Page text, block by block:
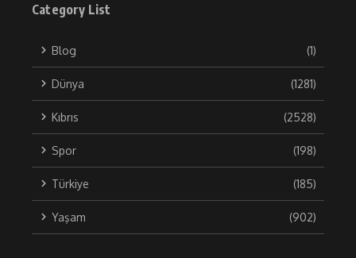
Category List
Blog (1)
Dünya (1281)
Kıbrıs (2528)
Spor (198)
Türkiye (185)
Yaşam (902)